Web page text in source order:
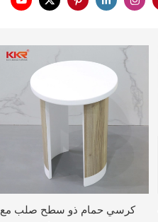
كرسي حمام ذو سطح صلب مع